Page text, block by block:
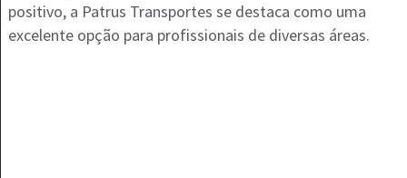
positivo, a Patrus Transportes se destaca como uma
excelente opção para profissionais de diversas áreas.